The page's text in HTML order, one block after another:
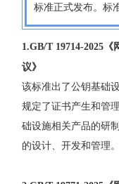
标准正式发布。标
1.GB/T 19714-2025《
议》
该标准出了公钥基础
规定了证书产生和管
础设施相关产品的研制
的设计、开发和管理。